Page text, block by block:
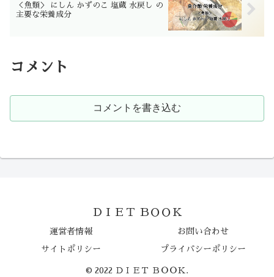
＜魚類＞ にしん かずのこ 塩蔵 水戻し の
主要な栄養成分
コメント
コメントを書き込む
ＤＩＥＴ ＢＯＯＫ
運営者情報 お問い合わせ
サイトポリシー プライバシーポリシー
© 2022 ＤＩＥＴ ＢＯＯＫ.